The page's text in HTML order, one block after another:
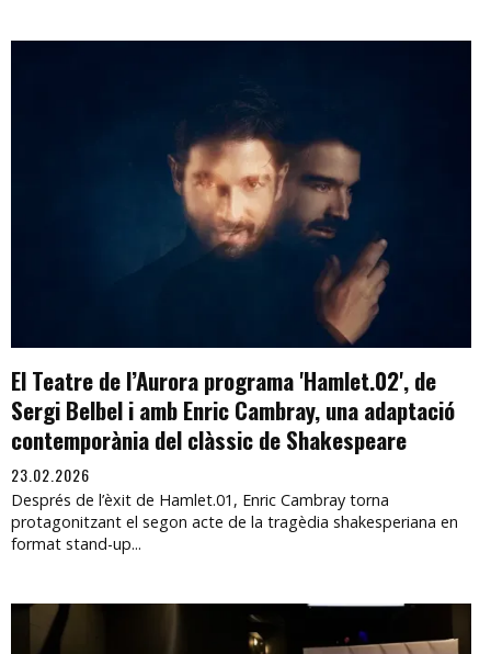
El Teatre de l’Aurora programa 'Hamlet.02', de
Sergi Belbel i amb Enric Cambray, una adaptació
contemporània del clàssic de Shakespeare
23.02.2026
Després de l’èxit de Hamlet.01, Enric Cambray torna
protagonitzant el segon acte de la tragèdia shakesperiana en
format stand-up...